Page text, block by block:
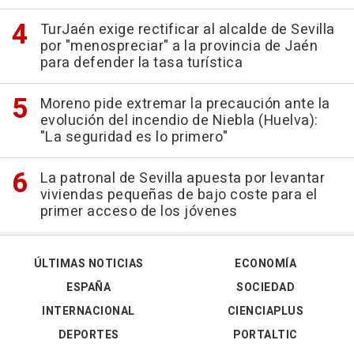
TurJaén exige rectificar al alcalde de Sevilla
por "menospreciar" a la provincia de Jaén
para defender la tasa turística
Moreno pide extremar la precaución ante la
evolución del incendio de Niebla (Huelva):
"La seguridad es lo primero"
La patronal de Sevilla apuesta por levantar
viviendas pequeñas de bajo coste para el
primer acceso de los jóvenes
ÚLTIMAS NOTICIAS
ESPAÑA
INTERNACIONAL
DEPORTES
ECONOMÍA
SOCIEDAD
CIENCIAPLUS
PORTALTIC